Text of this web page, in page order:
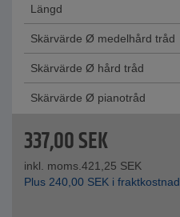
Längd
Skärvärde Ø medelhård tråd
Skärvärde Ø hård tråd
Skärvärde Ø pianotråd
337,00SEK
inkl. moms.421,25 SEK
Plus 240,00 SEK i fraktkostnad